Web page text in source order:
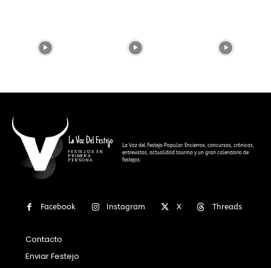
La Voz Del Festejo
FESTEJOS EN
PRIMERA
PERSONA
La Voz del Festejo Popular. Encierros, concursos, crónicas,
entrevistas, actualidad taurina y un gran calendario de
festejos.
Facebook Instagram X Threads
Contacto
Enviar Festejo